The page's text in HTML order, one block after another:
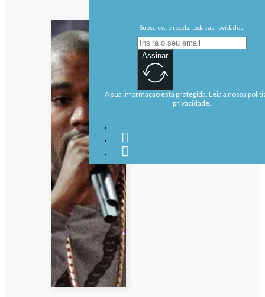
Subscreva e receba todas as novidades.
Assinar
A sua informação está protegida. Leia a nossa
privacidade.